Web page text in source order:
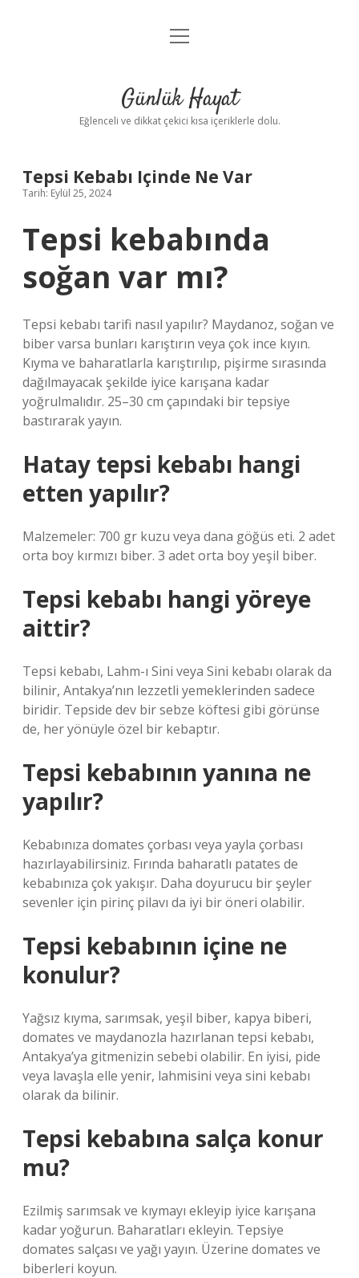
Anasayfa
Yasal Uyarı
menüyü
Günlük Hayat
Eğlenceli ve dikkat çekici kısa içeriklerle dolu.
Tepsi Kebabı Içinde Ne Var
Tarih: Eylül 25, 2024
Tepsi kebabında
soğan var mı?
Tepsi kebabı tarifi nasıl yapılır? Maydanoz, soğan ve
biber varsa bunları karıştırın veya çok ince kıyın.
Kıyma ve baharatlarla karıştırılıp, pişirme sırasında
dağılmayacak şekilde iyice karışana kadar
yoğrulmalıdır. 25–30 cm çapındaki bir tepsiye
bastırarak yayın.
Hatay tepsi kebabı hangi
etten yapılır?
Malzemeler: 700 gr kuzu veya dana göğüs eti. 2 adet
orta boy kırmızı biber. 3 adet orta boy yeşil biber.
Tepsi kebabı hangi yöreye
aittir?
Tepsi kebabı, Lahm-ı Sini veya Sini kebabı olarak da
bilinir, Antakya’nın lezzetli yemeklerinden sadece
biridir. Tepside dev bir sebze köftesi gibi görünse
de, her yönüyle özel bir kebaptır.
Tepsi kebabının yanına ne
yapılır?
Kebabınıza domates çorbası veya yayla çorbası
hazırlayabilirsiniz. Fırında baharatlı patates de
kebabınıza çok yakışır. Daha doyurucu bir şeyler
sevenler için pirinç pilavı da iyi bir öneri olabilir.
Tepsi kebabının içine ne
konulur?
Yağsız kıyma, sarımsak, yeşil biber, kapya biberi,
domates ve maydanozla hazırlanan tepsi kebabı,
Antakya’ya gitmenizin sebebi olabilir. En iyisi, pide
veya lavaşla elle yenir, lahmisini veya sini kebabı
olarak da bilinir.
Tepsi kebabına salça konur
mu?
Ezilmiş sarımsak ve kıymayı ekleyip iyice karışana
kadar yoğurun. Baharatları ekleyin. Tepsiye
domates salçası ve yağı yayın. Üzerine domates ve
biberleri koyun.